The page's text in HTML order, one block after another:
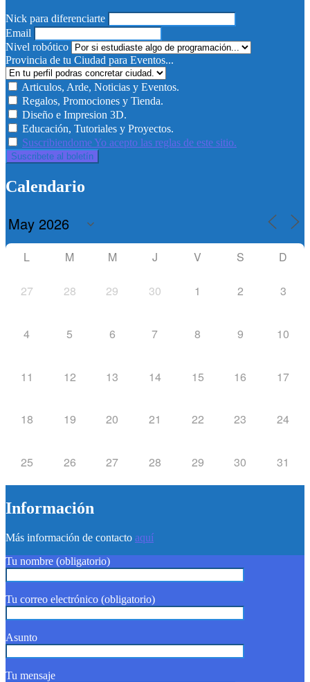
Nick para diferenciarte
Email
Nivel robótico
Provincia de tu Ciudad para Eventos...
Articulos, Arde, Noticias y Eventos.
Regalos, Promociones y Tienda.
Diseño e Impresion 3D.
Educación, Tutoriales y Proyectos.
Suscribiendome Yo acepto las reglas de este sitio.
Calendario
L M M J V S D
27 28 29 30 1 2 3
4 5 6 7 8 9 10
11 12 13 14 15 16 17
18 19 20 21 22 23 24
25 26 27 28 29 30 31
Información
Más información de contacto aquí
Tu nombre (obligatorio)
Tu correo electrónico (obligatorio)
Asunto
Tu mensaje